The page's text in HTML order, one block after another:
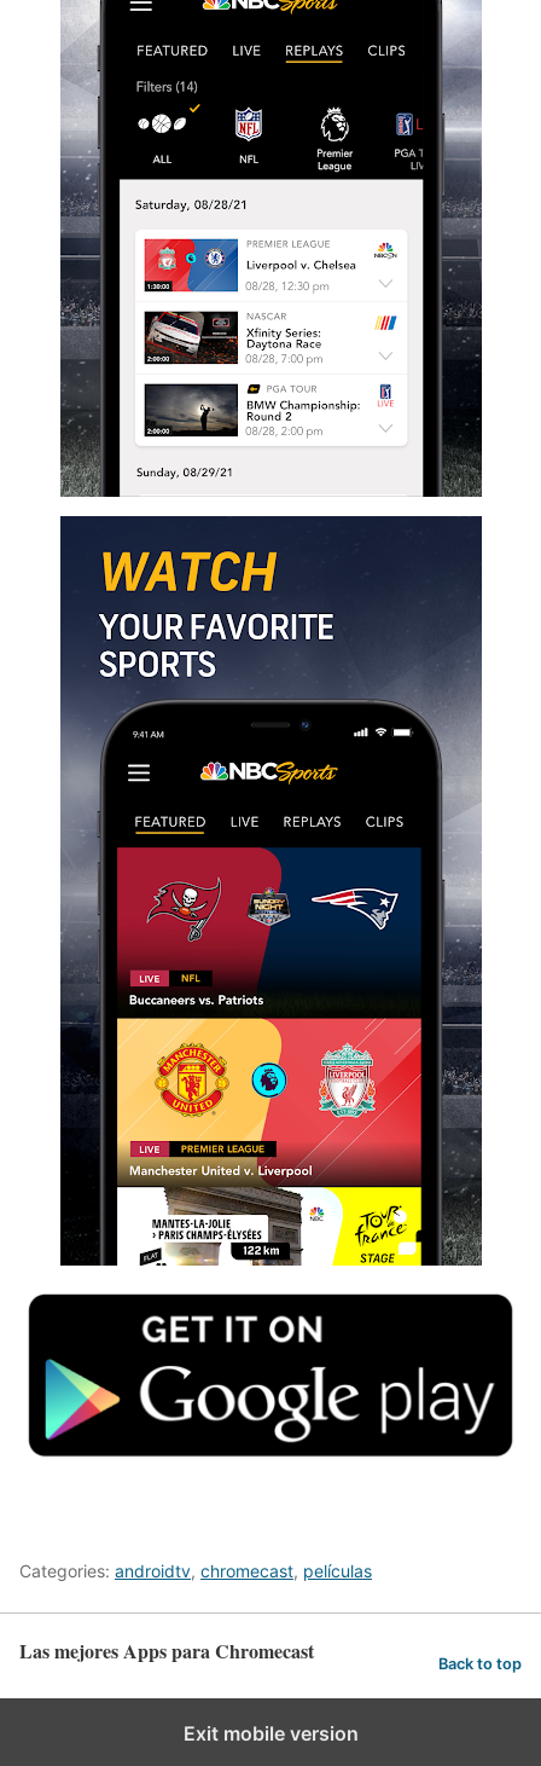
Categories: androidtv, chromecast, películas
Las mejores Apps para Chromecast Back to top
Exit mobile version